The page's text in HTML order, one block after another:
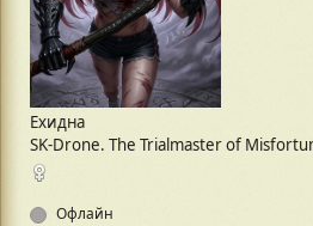
Ехидна
SK-Drone. The Trialmaster of
Офлайн